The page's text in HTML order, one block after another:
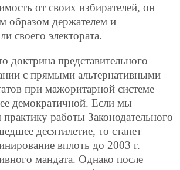
от своих избирателей, он
образом держателем и
своего электората.
доктрина представительного
с прямыми альтернативными
при мажоритарной системе
демократичной. Если мы
работы Законодательного
десятилетие, то станет
вплоть до 2003 г.
мандата. Однако после